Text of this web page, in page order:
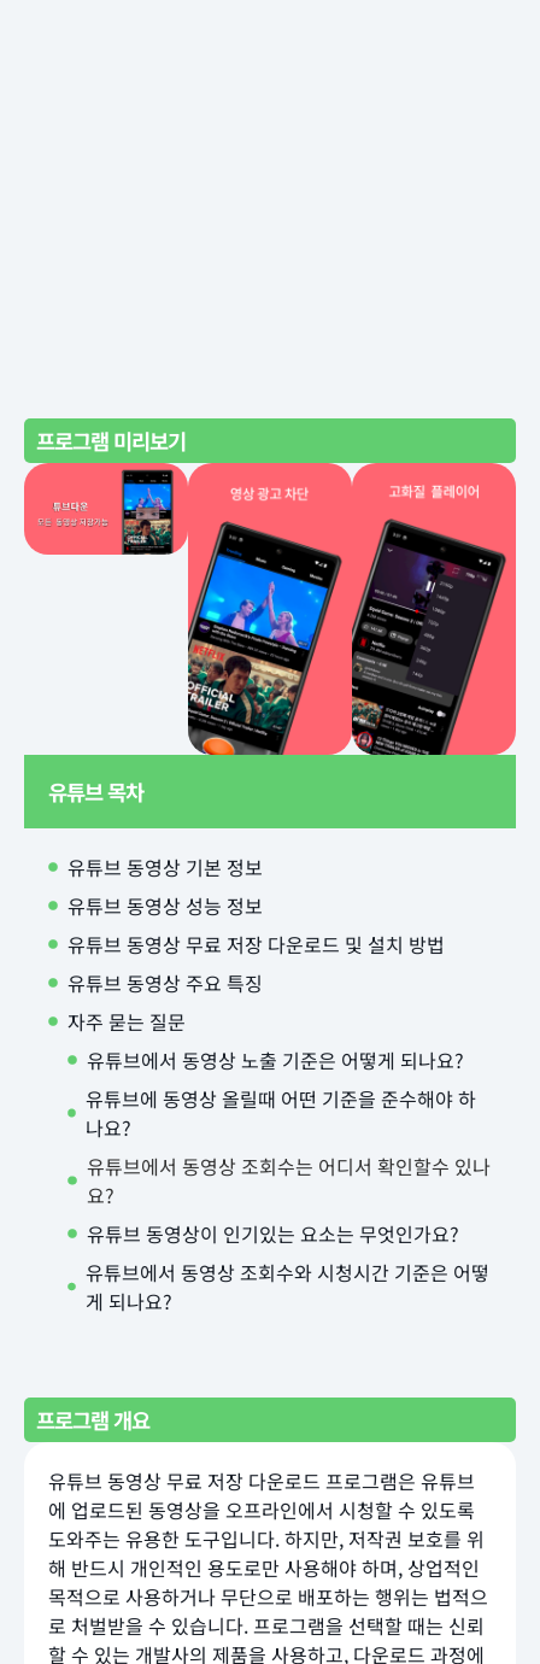
프로그램 미리보기
유튜브 목차
유튜브 동영상 기본 정보
유튜브 동영상 성능 정보
유튜브 동영상 무료 저장 다운로드 및 설치 방법
유튜브 동영상 주요 특징
자주 묻는 질문
유튜브에서 동영상 노출 기준은 어떻게 되나요?
유튜브에 동영상 올릴때 어떤 기준을 준수해야 하
나요?
유튜브에서 동영상 조회수는 어디서 확인할수 있나
요?
유튜브 동영상이 인기있는 요소는 무엇인가요?
유튜브에서 동영상 조회수와 시청시간 기준은 어떻
게 되나요?
프로그램 개요
유튜브 동영상 무료 저장 다운로드 프로그램은 유튜브
에 업로드된 동영상을 오프라인에서 시청할 수 있도록
도와주는 유용한 도구입니다. 하지만, 저작권 보호를 위
해 반드시 개인적인 용도로만 사용해야 하며, 상업적인
목적으로 사용하거나 무단으로 배포하는 행위는 법적으
로 처벌받을 수 있습니다. 프로그램을 선택할 때는 신뢰
할 수 있는 개발사의 제품을 사용하고, 다운로드 과정에